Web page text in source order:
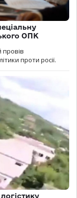
ОПК
проти росії.